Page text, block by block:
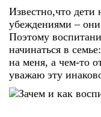
Известно,что
убеждениями –
Поэтому
начинаться в
на меня, а чем-то
уважаю эту